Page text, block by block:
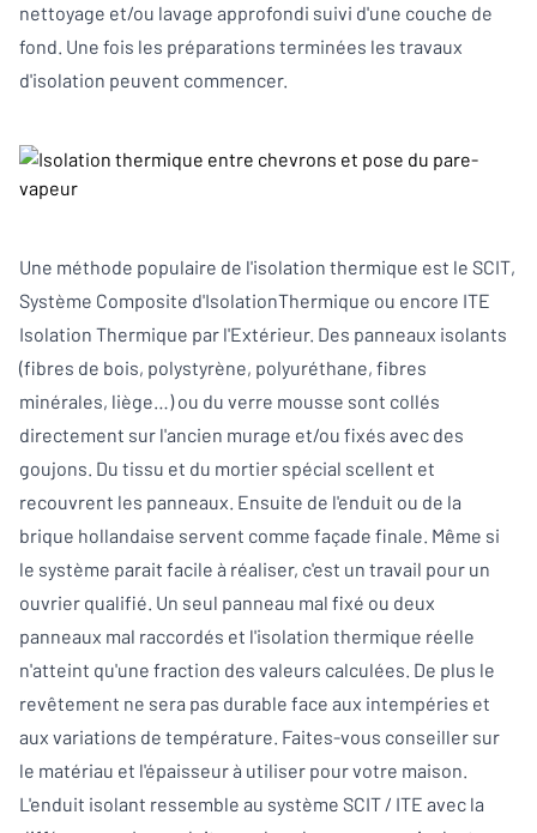
nettoyage et/ou lavage approfondi suivi d'une couche de
fond. Une fois les préparations terminées les travaux
d'isolation peuvent commencer.
Une méthode populaire de l'isolation thermique est le SCIT,
Système Composite d'IsolationThermique ou encore ITE
Isolation Thermique par l'Extérieur. Des panneaux isolants
(fibres de bois, polystyrène, polyuréthane, fibres
minérales, liège…) ou du verre mousse sont collés
directement sur l'ancien murage et/ou fixés avec des
goujons. Du tissu et du mortier spécial scellent et
recouvrent les panneaux. Ensuite de l'enduit ou de la
brique hollandaise servent comme façade finale. Même si
le système parait facile à réaliser, c'est un travail pour un
ouvrier qualifié. Un seul panneau mal fixé ou deux
panneaux mal raccordés et l'isolation thermique réelle
n'atteint qu'une fraction des valeurs calculées. De plus le
revêtement ne sera pas durable face aux intempéries et
aux variations de température. Faites-vous conseiller sur
le matériau et l'épaisseur à utiliser pour votre maison.
L'enduit isolant ressemble au système SCIT / ITE avec la